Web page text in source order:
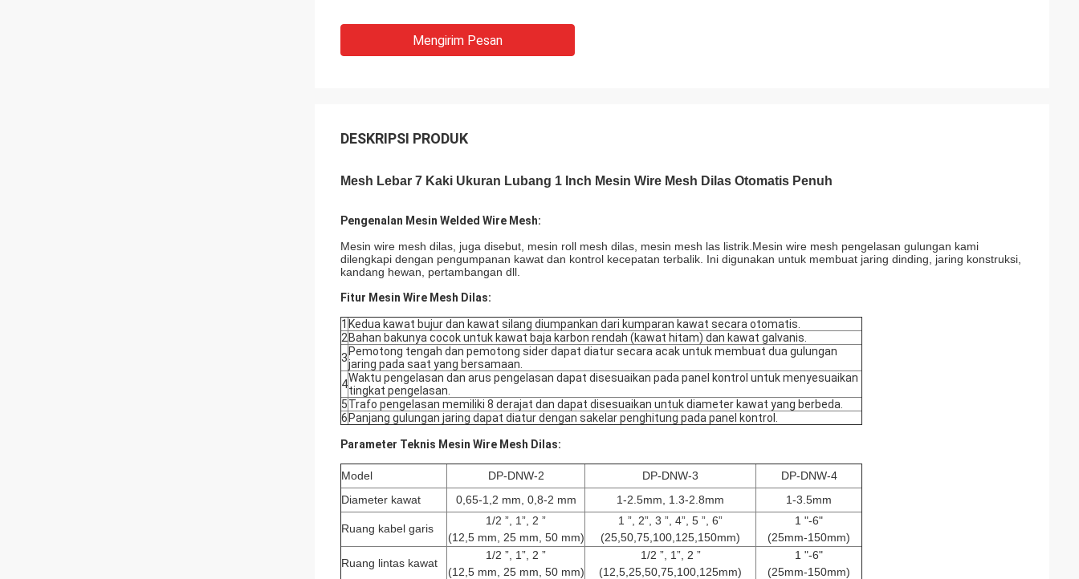
Mengirim Pesan
DESKRIPSI PRODUK
Mesh Lebar 7 Kaki Ukuran Lubang 1 Inch Mesin Wire Mesh Dilas Otomatis Penuh
Pengenalan Mesin Welded Wire Mesh:
Mesin wire mesh dilas, juga disebut, mesin roll mesh dilas, mesin mesh las listrik.Mesin wire mesh pengelasan gulungan kami
dilengkapi dengan pengumpanan kawat dan kontrol kecepatan terbalik. Ini digunakan untuk membuat jaring dinding, jaring konstruksi,
kandang hewan, pertambangan dll.
Fitur Mesin Wire Mesh Dilas:
1 Kedua kawat bujur dan kawat silang diumpankan dari kumparan kawat secara otomatis.
2 Bahan bakunya cocok untuk kawat baja karbon rendah (kawat hitam) dan kawat galvanis.
3 Pemotong tengah dan pemotong sider dapat diatur secara acak untuk membuat dua gulungan
jaring pada saat yang bersamaan.
4Waktu pengelasan dan arus pengelasan dapat disesuaikan pada panel kontrol untuk menyesuaikan
tingkat pengelasan.
5Trafo pengelasan memiliki 8 derajat dan dapat disesuaikan untuk diameter kawat yang berbeda.
6 Panjang gulungan jaring dapat diatur dengan sakelar penghitung pada panel kontrol.
Parameter Teknis Mesin Wire Mesh Dilas:
Model DP-DNW-2 DP-DNW-3
DP-DNW-4
Diameter kawat
0,65-1,2 mm, 0,8-2 mm 1-2.5mm, 1.3-2.8mm 1-3.5mm
Ruang kabel garis
1/2 ”, 1”, 2 ”
(12,5 mm, 25 mm, 50 mm)
1 ”, 2”, 3 ”, 4”, 5 ”, 6”
(25,50,75,100,125,150mm)
1 "-6"
(25mm-150mm)
Ruang lintas kawat
1/2 ”, 1”, 2 ”
(12,5 mm, 25 mm, 50 mm)
1/2 ”, 1”, 2 ”
(12,5,25,50,75,100,125mm)
1 "-6"
(25mm-150mm)